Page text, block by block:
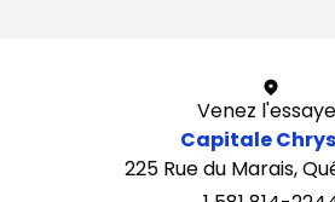
Venez
Capitale
225 Rue du Marais,